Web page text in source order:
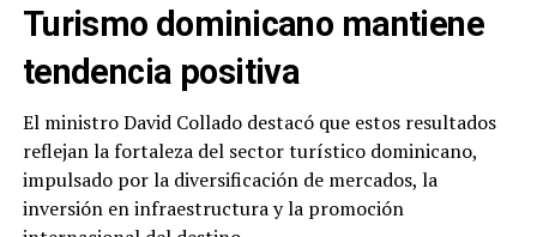
Turismo dominicano mantiene
tendencia positiva
El ministro David Collado destacó que estos resultados
reflejan la fortaleza del sector turístico dominicano,
impulsado por la diversificación de mercados, la
inversión en infraestructura y la promoción